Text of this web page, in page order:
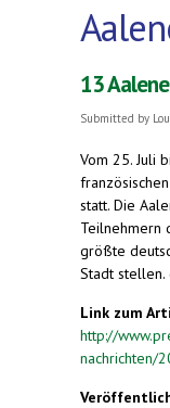
13
Submitted by
Vom 25. Juli
statt. Die
Teilnehmern
größte
Stadt stellen.
Link zum
http://
nachrichten/